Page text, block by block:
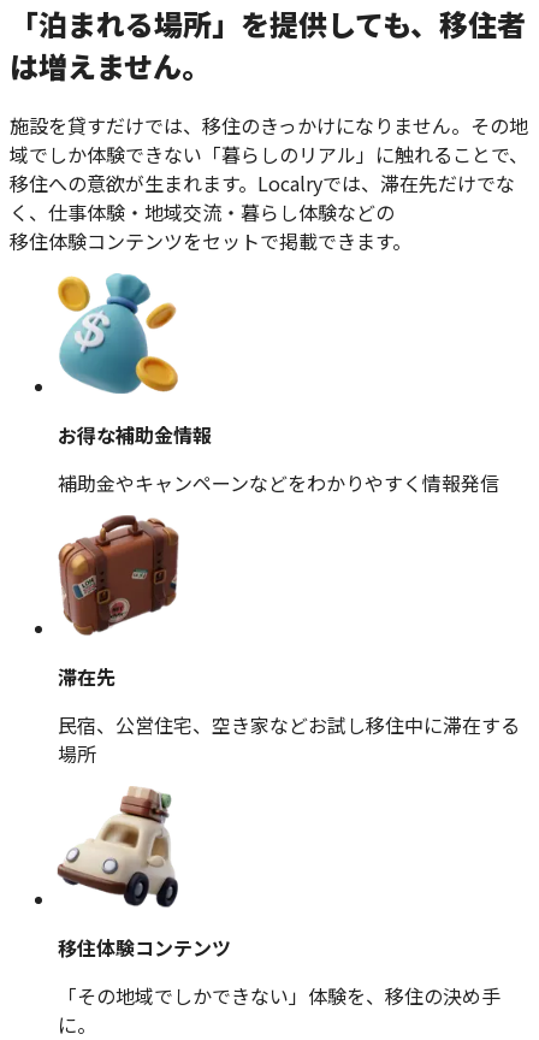
「泊まれる場所」を提供しても、移住者
は増えません。
施設を貸すだけでは、移住のきっかけになりません。その地
域でしか体験できない「暮らしのリアル」に触れることで、
移住への意欲が生まれます。Localryでは、滞在先だけでな
く、仕事体験・地域交流・暮らし体験などの
移住体験コンテンツをセットで掲載できます。
お得な補助金情報
補助金やキャンペーンなどをわかりやすく情報発信
滞在先
民宿、公営住宅、空き家などお試し移住中に滞在する
場所
移住体験コンテンツ
「その地域でしかできない」体験を、移住の決め手
に。